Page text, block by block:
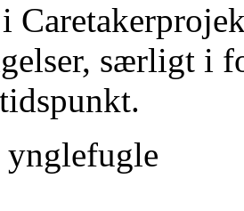
særligt i